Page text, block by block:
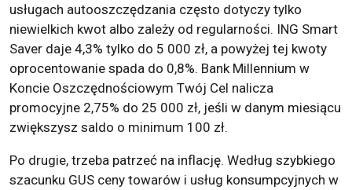
usługach autooszczędzania często dotyczy tylko
niewielkich kwot albo zależy od regularności. ING Smart
Saver daje 4,3% tylko do 5 000 zł, a powyżej tej kwoty
oprocentowanie spada do 0,8%. Bank Millennium w
Koncie Oszczędnościowym Twój Cel nalicza
promocyjne 2,75% do 25 000 zł, jeśli w danym miesiącu
zwiększysz saldo o minimum 100 zł.
Po drugie, trzeba patrzeć na inflację. Według szybkiego
szacunku GUS ceny towarów i usług konsumpcyjnych w